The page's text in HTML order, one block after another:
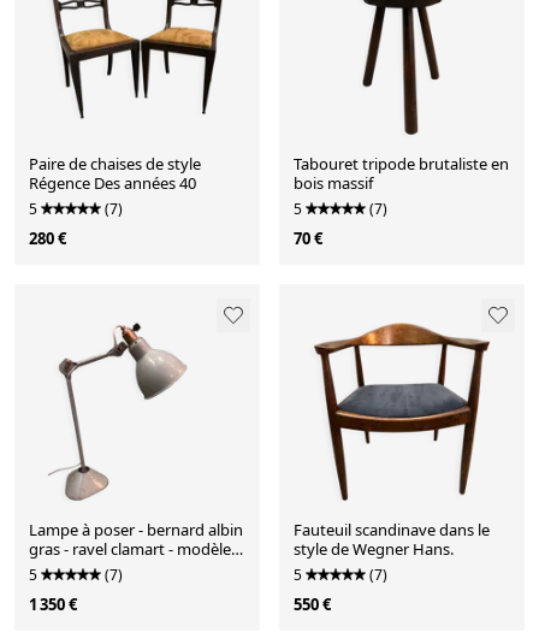
Paire de chaises de style
Régence Des années 40
5 (7)
280 €
Tabouret tripode brutaliste en
bois massif
5 (7)
70 €
Lampe à poser - bernard albin
gras - ravel clamart - modèle
205
5 (7)
1 350 €
Fauteuil scandinave dans le
style de Wegner Hans.
5 (7)
550 €